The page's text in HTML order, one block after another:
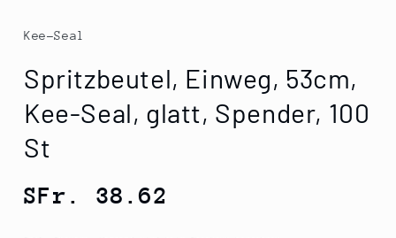
Modal
öffnen
Kee-Seal
Spritzbeutel, Einweg, 53cm,
Kee-Seal, glatt, Spender, 100
St
Normaler
SFr. 38.62